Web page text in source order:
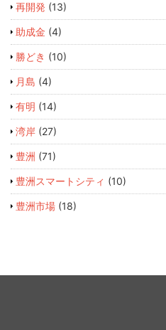
再開発 (13)
助成金 (4)
勝どき (10)
月島 (4)
有明 (14)
湾岸 (27)
豊洲 (71)
豊洲スマートシティ (10)
豊洲市場 (18)